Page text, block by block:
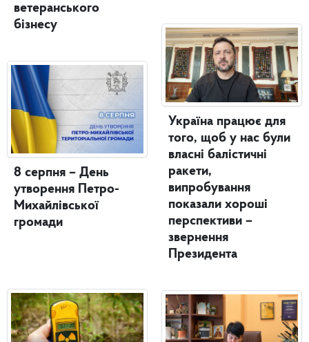
ветеранського
бізнесу
8 серпня – День
утворення Петро-
Михайлівської
громади
Україна працює для
того, щоб у нас були
власні балістичні
ракети,
випробування
показали хороші
перспективи –
звернення
Президента